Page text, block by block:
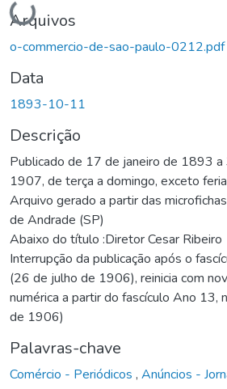
Arquivos
o-commercio-de-sao-paulo-0212.pdf
Data
1893-10-11
Descrição
Publicado de 17 de janeiro de 1893
1907, de terça a domingo, exceto
Arquivo gerado a partir das
de Andrade (SP)
Abaixo do título :Diretor Cesar Ribeiro
Interrupção da publicação após o
(26 de julho de 1906), reinicia com
numérica a partir do fascículo Ano
de 1906)
Palavras-chave
Comércio - Periódicos , Anúncios -